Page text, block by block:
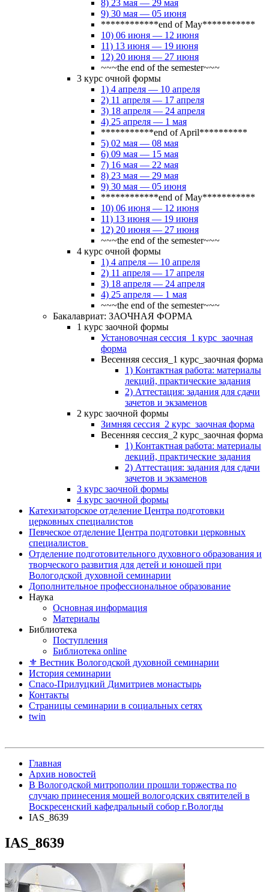
8) 23 мая — 29 мая
9) 30 мая — 05 июня
************end of May***********
10) 06 июня — 12 июня
11) 13 июня — 19 июня
12) 20 июня — 27 июня
~~~the end of the semester~~~
3 курс очной формы
1) 4 апреля — 10 апреля
2) 11 апреля — 17 апреля
3) 18 апреля — 24 апреля
4) 25 апреля — 1 мая
***********end of April**********
5) 02 мая — 08 мая
6) 09 мая — 15 мая
7) 16 мая — 22 мая
8) 23 мая — 29 мая
9) 30 мая — 05 июня
************end of May***********
10) 06 июня — 12 июня
11) 13 июня — 19 июня
12) 20 июня — 27 июня
~~~the end of the semester~~~
4 курс очной формы
1) 4 апреля — 10 апреля
2) 11 апреля — 17 апреля
3) 18 апреля — 24 апреля
4) 25 апреля — 1 мая
~~~the end of the semester~~~
Бакалавриат: ЗАОЧНАЯ ФОРМА
1 курс заочной формы
Установочная сессия_1 курс_заочная
форма
Весенняя сессия_1 курс_заочная форма
1) Контактная работа: материалы
лекций, практические задания
2) Аттестация: задания для сдачи
зачетов и экзаменов
2 курс заочной формы
Зимняя сессия_2 курс_заочная форма
Весенняя сессия_2 курс_заочная форма
1) Контактная работа: материалы
лекций, практические задания
2) Аттестация: задания для сдачи
зачетов и экзаменов
3 курс заочной формы
4 курс заочной формы
Катехизаторское отделение Центра подготовки
церковных специалистов
Певческое отделение Центра подготовки церковных
специалистов
Отделение подготовительного духовного образования и
творческого развития для детей и юношей при
Вологодской духовной семинарии
Дополнительное профессиональное образование
Наука
Основная информация
Материалы
Библиотека
Поступления
Библиотека online
⚜ Вестник Вологодской духовной семинарии
История семинарии
Спасо-Прилуцкий Димитриев монастырь
Контакты
Страницы семинарии в социальных сетях
twin
Главная
Архив новостей
В Вологодской митрополии прошли торжества по
случаю принесения мощей вологодских святителей в
Воскресенский кафедральный собор г.Вологды
IAS_8639
IAS_8639